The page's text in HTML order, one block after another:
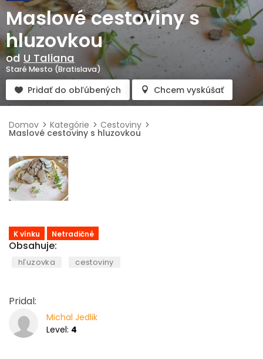
Maslové cestoviny s
hluzovkou
od U Taliana
Staré Mesto (Bratislava)
Pridať do obľúbených Chcem vyskúšať
Domov Kategórie Cestoviny
Maslové cestoviny s hluzovkou
K vínku Netradičné
Obsahuje:
hľuzovka cestoviny
Pridal:
Michal Jedlik
Level: 4